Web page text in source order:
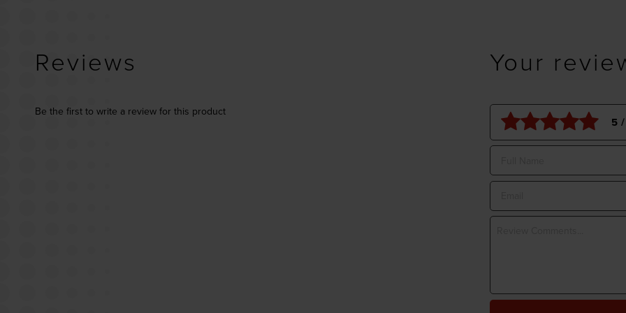
Reviews
Be the first to write a review for this product
Your